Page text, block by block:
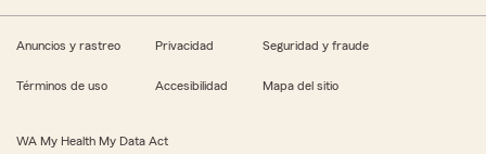
Anuncios y rastreo Privacidad Seguridad y fraude
Términos de uso Accesibilidad Mapa del sitio
WA My Health My Data Act